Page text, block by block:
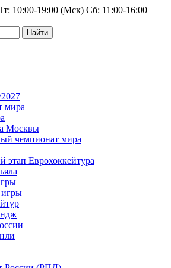
10:00-19:00 (Мск) Сб: 11:00-16:00
Найти
мира
Москвы
чемпионат мира
этап Еврохоккейтура